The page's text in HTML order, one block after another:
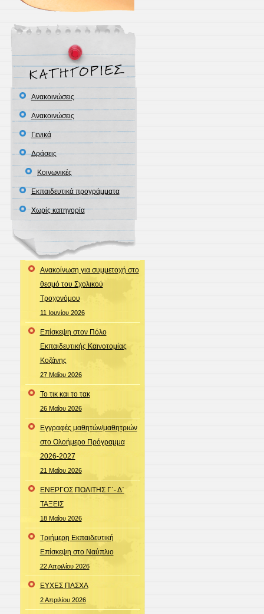
Ανακοινώσεις
Ανακοινώσεις
Γενικά
Δράσεις
Κοινωνικές
Εκπαιδευτικά προγράμματα
Χωρίς κατηγορία
Ανακοίνωση για συμμετοχή στο
θεσμό του Σχολικού
Τροχονόμου
11 Ιουνίου 2026
Επίσκεψη στον Πόλο
Εκπαιδευτικής Καινοτομίας
Κοζάνης
27 Μαΐου 2026
Το τικ και το τακ
26 Μαΐου 2026
Εγγραφές μαθητών/μαθητριών
στο Ολοήμερο Πρόγραμμα
2026-2027
21 Μαΐου 2026
ΕΝΕΡΓΟΣ ΠΟΛΙΤΗΣ Γ΄- Δ΄
ΤΑΞΕΙΣ
18 Μαΐου 2026
Τριήμερη Εκπαιδευτική
Επίσκεψη στο Ναύπλιο
22 Απριλίου 2026
ΕΥΧΕΣ ΠΑΣΧΑ
2 Απριλίου 2026